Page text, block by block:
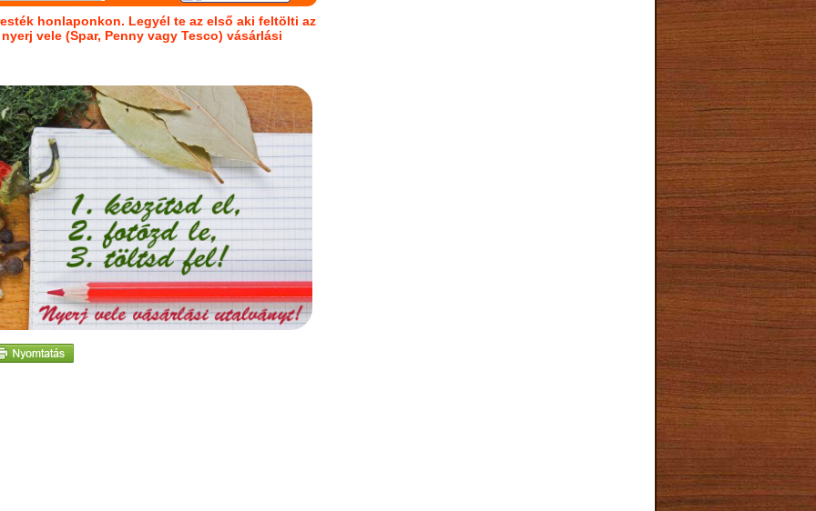
honlaponkon. Legyél te az első aki feltölti az
vele (Spar, Penny vagy Tesco) vásárlási